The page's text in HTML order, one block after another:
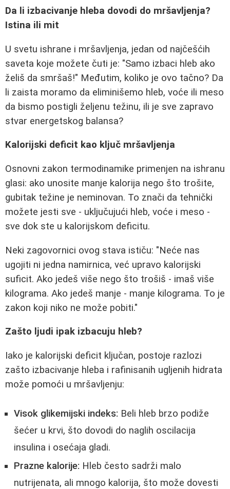
Da li izbacivanje hleba dovodi do mršavljenja?
Istina ili mit
U svetu ishrane i mršavljenja, jedan od najčešćih
saveta koje možete čuti je: "Samo izbaci hleb ako
želiš da smršaš!" Međutim, koliko je ovo tačno? Da
li zaista moramo da eliminišemo hleb, voće ili meso
da bismo postigli željenu težinu, ili je sve zapravo
stvar energetskog balansa?
Kalorijski deficit kao ključ mršavljenja
Osnovni zakon termodinamike primenjen na ishranu
glasi: ako unosite manje kalorija nego što trošite,
gubitak težine je neminovan. To znači da tehnički
možete jesti sve - uključujući hleb, voće i meso -
sve dok ste u kalorijskom deficitu.
Neki zagovornici ovog stava ističu: "Neće nas
ugojiti ni jedna namirnica, već upravo kalorijski
suficit. Ako jedeš više nego što trošiš - imaš više
kilograma. Ako jedeš manje - manje kilograma. To je
zakon koji niko ne može pobiti."
Zašto ljudi ipak izbacuju hleb?
Iako je kalorijski deficit ključan, postoje razlozi
zašto izbacivanje hleba i rafinisanih ugljenih hidrata
može pomoći u mršavljenju:
Visok glikemijski indeks: Beli hleb brzo podiže
šećer u krvi, što dovodi do naglih oscilacija
insulina i osećaja gladi.
Prazne kalorije: Hleb često sadrži malo
nutrijenata, ali mnogo kalorija, što može dovesti